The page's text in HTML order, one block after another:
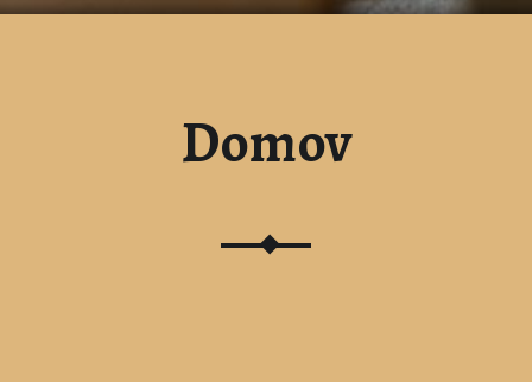
Domov